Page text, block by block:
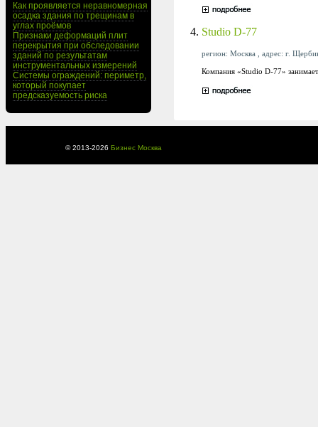
Как проявляется неравномерная
осадка здания по трещинам в
углах проёмов
Признаки деформаций плит
перекрытия при обследовании
зданий по результатам
инструментальных измерений
Системы ограждений: периметр,
который покупает
предсказуемость риска
4. Studio D-77
регион: Москва , адрес: г.
Компания «Studio D-77»
© 2013-2026 Бизнес Москва